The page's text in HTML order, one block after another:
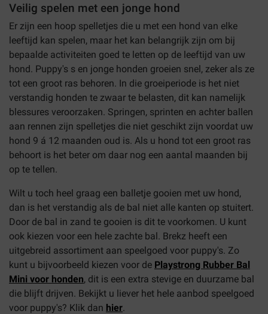
Veilig spelen met een jonge hond
Er zijn een hoop spelletjes die u met een hond van elke
leeftijd kan spelen, maar het kan belangrijk zijn om bij
bepaalde activiteiten goed te letten op de leeftijd van uw
hond. Puppy's s en jonge honden groeien snel, zeker als ze
tot een groot ras behoren. In die groeiperiode is het niet
verstandig honden te zwaar te belasten, dit kan namelijk
blessures veroorzaken. Springen, sprinten en achter bal­len
aan rennen zijn spelletjes die niet geschikt zijn voordat uw
hond 9 á 12 maanden oud is. Als u hond tot een groot ras
behoort is het beter om daar nog een aantal maanden bij
op te tellen.
Wilt u toch heel graag een balletje gooien met uw hond,
dan is het verstandig als de bal niet alle kanten op stuitert.
Door de bal in zand te gooien is dit te voorkomen. U kunt
ook kiezen voor een hele zachte bal. Brekz heeft een
uitgebreid assortiment aan speelgoed voor puppy's. Zo
kunt u bijvoorbeeld kiezen voor de Playstrong Rubber Bal
Mini voor honden, dit is een extra stevige en duurzame bal
die blijft drijven. Bekijkt u liever het hele aanbod speelgoed
voor puppy's? Klik dan hier.